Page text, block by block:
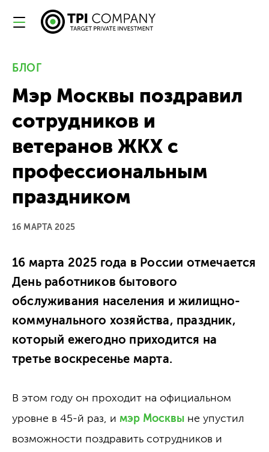
БЛОГ
Мэр Москвы поздравил
сотрудников и
ветеранов ЖКХ с
профессиональным
праздником
16 МАРТА 2025
16 марта 2025 года в России отмечается
День работников бытового
обслуживания населения и жилищно-
коммунального хозяйства, праздник,
который ежегодно приходится на
третье воскресенье марта.
В этом году он проходит на официальном
уровне в 45-й раз, и мэр Москвы не упустил
возможности поздравить сотрудников и